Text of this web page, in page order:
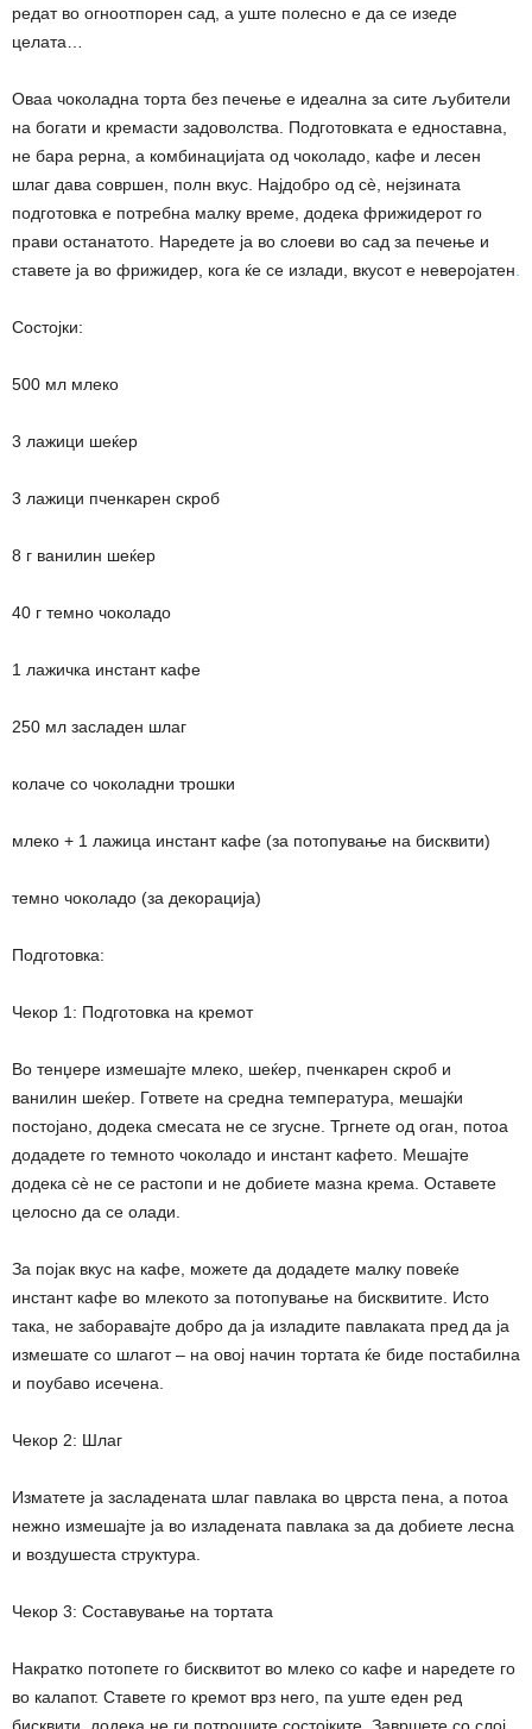
редат во огноотпорен сад, а уште полесно е да се изеде
целата…
Оваа чоколадна торта без печење е идеална за сите љубители
на богати и кремасти задоволства. Подготовката е едноставна,
не бара рерна, а комбинацијата од чоколадо, кафе и лесен
шлаг дава совршен, полн вкус. Најдобро од сè, нејзината
подготовка е потребна малку време, додека фрижидерот го
прави останатото. Наредете ја во слоеви во сад за печење и
ставете ја во фрижидер, кога ќе се излади, вкусот е неверојатен
Состојки:
500 мл млеко
3 лажици шеќер
3 лажици пченкарен скроб
8 г ванилин шеќер
40 г темно чоколадо
1 лажичка инстант кафе
250 мл засладен шлаг
колаче со чоколадни трошки
млеко + 1 лажица инстант кафе (за потопување на бисквити)
темно чоколадо (за декорација)
Подготовка:
Чекор 1: Подготовка на кремот
Во тенџере измешајте млеко, шеќер, пченкарен скроб и
ванилин шеќер. Гответе на средна температура, мешајќи
постојано, додека смесата не се згусне. Тргнете од оган, потоа
додадете го темното чоколадо и инстант кафето. Мешајте
додека сè не се растопи и не добиете мазна крема. Оставете
целосно да се олади.
За појак вкус на кафе, можете да додадете малку повеќе
инстант кафе во млекото за потопување на бисквитите. Исто
така, не заборавајте добро да ја изладите павлаката пред да ја
измешате со шлагот – на овој начин тортата ќе биде постабилна
и поубаво исечена.
Чекор 2: Шлаг
Изматете ја засладената шлаг павлака во цврста пена, а потоа
нежно измешајте ја во изладената павлака за да добиете лесна
и воздушеста структура.
Чекор 3: Составување на тортата
Накратко потопете го бисквитот во млеко со кафе и наредете го
во калапот. Ставете го кремот врз него, па уште еден ред
бисквити, додека не ги потрошите состојките. Завршете со слој